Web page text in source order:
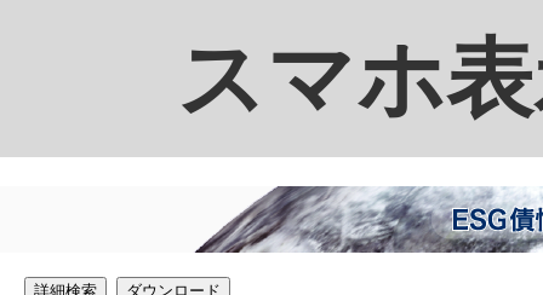
スマホ
詳細検索 ダウンロード